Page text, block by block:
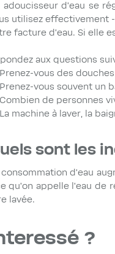
adoucisseur d'eau se
utilisez effectivement
facture d'eau. Si elle
aux questions
Prenez-vous des
Prenez-vous souvent un
Combien de personnes
La machine à laver, la
sont les
consommation d'eau
qu'on appelle l'eau de
lavée.
?